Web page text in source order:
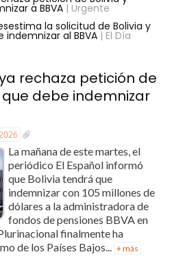
a BBVA| Urgente
la solicitud de Bolivia y
al BBVA| El Día
rechaza petición de
debe indemnizar
La mañana de este martes, el
periódico El Español informó
que Bolivia tendrá que
indemnizar con 105 millones de
dólares a la administradora de
fondos de pensiones BBVA en
finalmente ha
de los Países Bajos...
+ más